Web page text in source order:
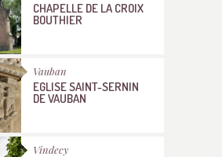
CHAPELLE DE LA CROIX
BOUTHIER
Vauban
EGLISE SAINT-SERNIN
DE VAUBAN
Vindecy